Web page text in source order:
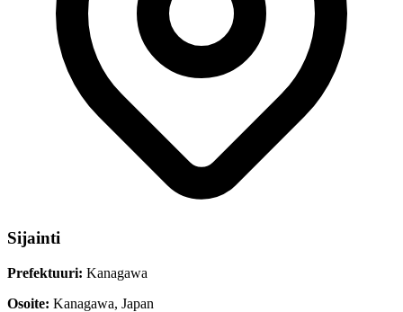
Sijainti
Prefektuuri: Kanagawa
Osoite: Kanagawa, Japan